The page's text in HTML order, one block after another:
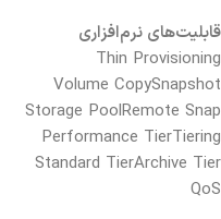
قابلیت‌های نرم‌افزاری
Thin Provisioning
Snapshot
Volume Copy
Remote Snap
Storage Pool
Tiering
Performance Tier
Archive Tier
Standard Tier
QoS